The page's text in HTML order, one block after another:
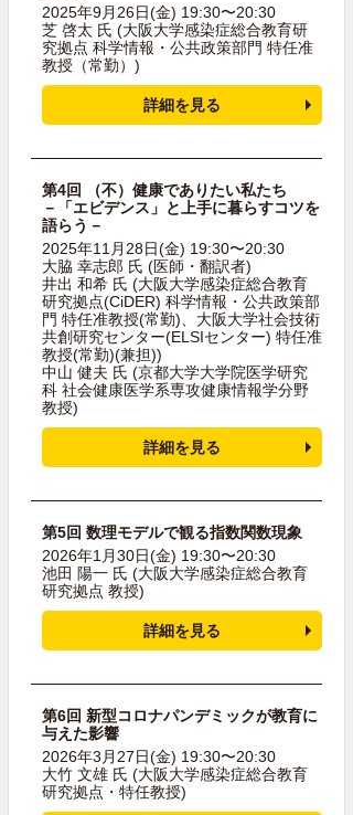
2025年9月26日(金) 19:30〜20:30
芝 啓太 氏 (大阪大学感染症総合教育研
究拠点 科学情報・公共政策部門 特任准
教授（常勤）)
詳細を見る
第4回 （不）健康でありたい私たち
－「エビデンス」と上手に暮らすコツを
語らう－
2025年11月28日(金) 19:30〜20:30
大脇 幸志郎 氏 (医師・翻訳者)
井出 和希 氏 (大阪大学感染症総合教育
研究拠点(CiDER) 科学情報・公共政策部
門 特任准教授(常勤)、大阪大学社会技術
共創研究センター(ELSIセンター) 特任准
教授(常勤)(兼担))
中山 健夫 氏 (京都大学大学院医学研究
科 社会健康医学系専攻健康情報学分野
教授)
詳細を見る
第5回 数理モデルで観る指数関数現象
2026年1月30日(金) 19:30〜20:30
池田 陽一 氏 (大阪大学感染症総合教育
研究拠点 教授)
詳細を見る
第6回 新型コロナパンデミックが教育に
与えた影響
2026年3月27日(金) 19:30〜20:30
大竹 文雄 氏 (大阪大学感染症総合教育
研究拠点・特任教授)